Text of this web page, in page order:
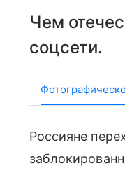
Чем
соцсети.
Россияне